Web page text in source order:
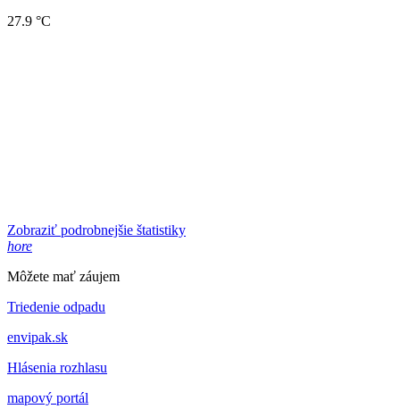
27.9 °C
Zobraziť podrobnejšie štatistiky
hore
Môžete mať záujem
Triedenie odpadu
envipak.sk
Hlásenia rozhlasu
mapový portál